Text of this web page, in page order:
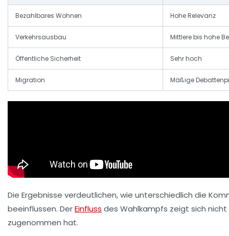
Bezahlbares Wohnen Hohe Relevanz
Verkehrsausbau Mittlere bis hohe
Öffentliche Sicherheit Sehr hoch
Migration Mäßige
Die Ergebnisse verdeutlichen, wie unterschiedlich die
beeinflussen. DerEinfluss des Wahlkampfs zeigt sich nicht
zugenommen hat.